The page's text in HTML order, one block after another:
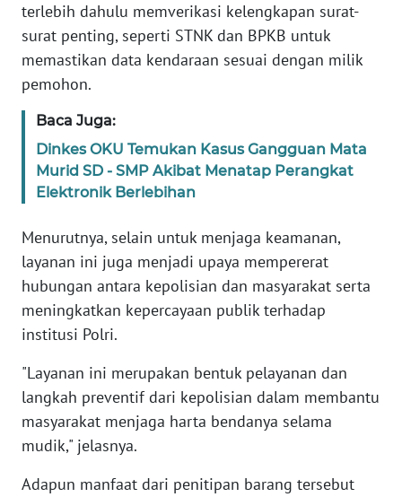
terlebih dahulu memverikasi kelengkapan surat-
surat penting, seperti STNK dan BPKB untuk
memastikan data kendaraan sesuai dengan milik
pemohon.
Baca Juga:
Dinkes OKU Temukan Kasus Gangguan Mata
Murid SD - SMP Akibat Menatap Perangkat
Elektronik Berlebihan
Menurutnya, selain untuk menjaga keamanan,
layanan ini juga menjadi upaya mempererat
hubungan antara kepolisian dan masyarakat serta
meningkatkan kepercayaan publik terhadap
institusi Polri.
"Layanan ini merupakan bentuk pelayanan dan
langkah preventif dari kepolisian dalam membantu
masyarakat menjaga harta bendanya selama
mudik," jelasnya.
Adapun manfaat dari penitipan barang tersebut
WN
PAPUA
BARAT
WN
WN
SERAMBI
JAMBI
WN
SULTRA
WN
NTB
WN